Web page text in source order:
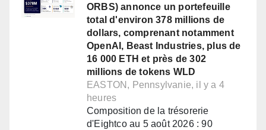
ORBS) annonce un portefeuille
total d'environ 378 millions de
dollars, comprenant notamment
OpenAI, Beast Industries, plus de
16 000 ETH et près de 302
millions de tokens WLD
EASTON, Pennsylvanie, il y a 4
heures
Composition de la trésorerie
d'Eightco au 5 août 2026 : 90